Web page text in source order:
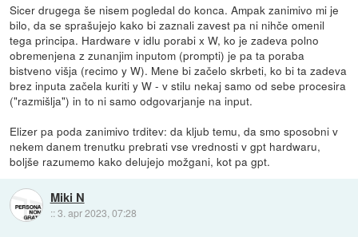
Sicer drugega še nisem pogledal do konca. Ampak zanimivo mi je
bilo, da se sprašujejo kako bi zaznali zavest pa ni nihče omenil
tega principa. Hardware v idlu porabi x W, ko je zadeva polno
obremenjena z zunanjim inputom (prompti) je pa ta poraba
bistveno višja (recimo y W). Mene bi začelo skrbeti, ko bi ta zadeva
brez inputa začela kuriti y W - v stilu nekaj samo od sebe procesira
("razmišlja") in to ni samo odgovarjanje na input.
Elizer pa poda zanimivo trditev: da kljub temu, da smo sposobni v
nekem danem trenutku prebrati vse vrednosti v gpt hardwaru,
boljše razumemo kako delujejo možgani, kot pa gpt.
Miki N
::3. apr 2023, 07:28